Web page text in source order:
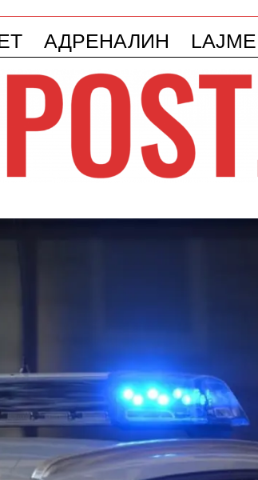
АДРЕНАЛИН LAJME